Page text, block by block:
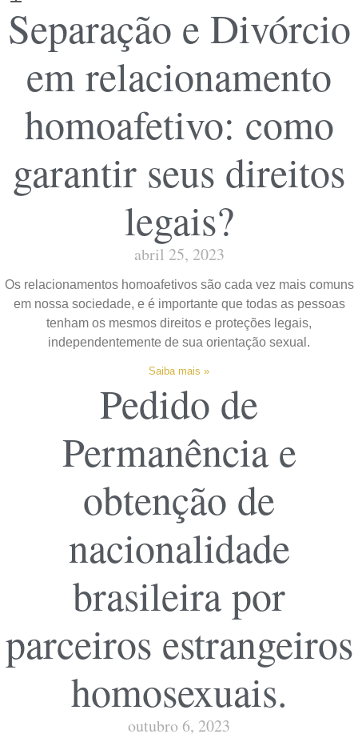
Separação e Divórcio
em relacionamento
homoafetivo: como
garantir seus direitos
legais?
abril 25, 2023
Os relacionamentos homoafetivos são cada vez mais comuns
em nossa sociedade, e é importante que todas as pessoas
tenham os mesmos direitos e proteções legais,
independentemente de sua orientação sexual.
Saiba mais »
Pedido de
Permanência e
obtenção de
nacionalidade
brasileira por
parceiros estrangeiros
homosexuais.
outubro 6, 2023